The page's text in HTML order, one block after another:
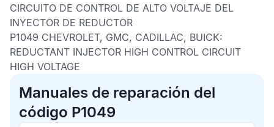
CIRCUITO DE CONTROL DE ALTO VOLTAJE DEL
INYECTOR DE REDUCTOR
P1049 CHEVROLET, GMC, CADILLAC, BUICK:
REDUCTANT INJECTOR HIGH CONTROL CIRCUIT
HIGH VOLTAGE
Manuales de reparación del
código P1049